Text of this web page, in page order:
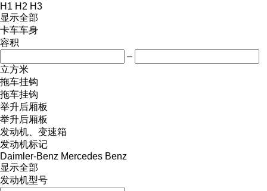
H1 H2 H3
显示全部
卡车车身
容积
–
立方米
拖车挂钩
拖车挂钩
举升后厢板
举升后厢板
发动机、变速箱
发动机标记
Daimler-Benz Mercedes Benz
显示全部
发动机型号